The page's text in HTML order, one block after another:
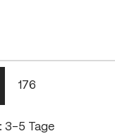
176
3-5 Tage